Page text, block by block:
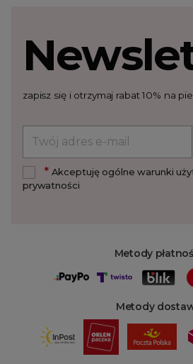
Metody
Metody
zapisz się i otrzymaj rabat 10% na
*Akceptuję ogólne warunki
prywatności